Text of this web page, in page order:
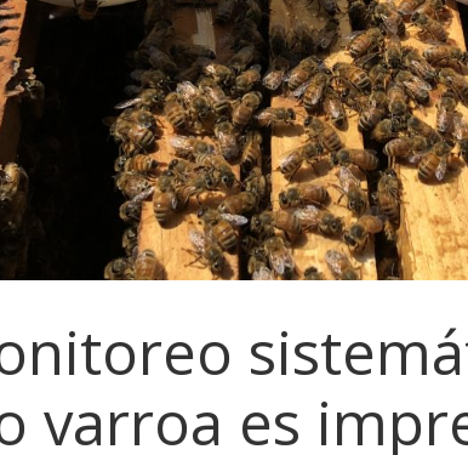
varroa es